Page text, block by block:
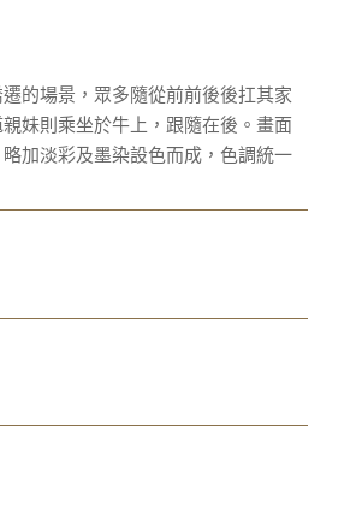
的場景，眾多隨從前前後後扛其家
妹則乘坐於牛上，跟隨在後。畫面
加淡彩及墨染設色而成，色調統一